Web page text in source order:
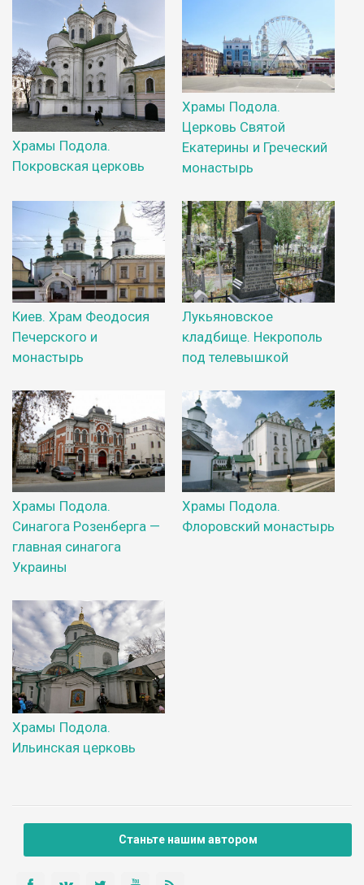
Храмы Подола.
Покровская церковь
Храмы Подола.
Церковь Святой
Екатерины и Греческий
монастырь
Киев. Храм Феодосия
Печерского и
монастырь
Лукьяновское
кладбище. Некрополь
под телевышкой
Храмы Подола.
Синагога Розенберга —
главная синагога
Украины
Храмы Подола.
Флоровский монастырь
Храмы Подола.
Ильинская церковь
Станьте нашим автором